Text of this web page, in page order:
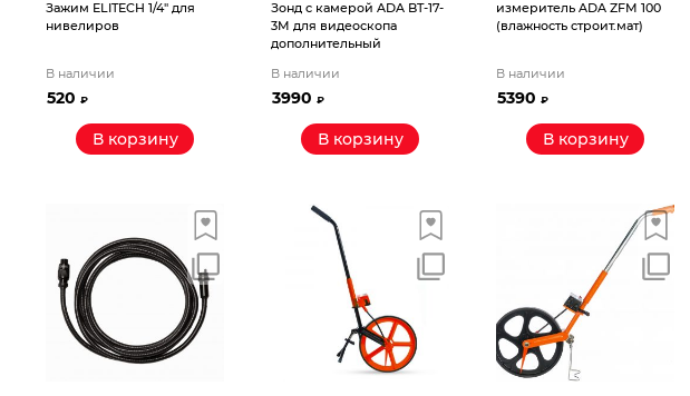
Зажим ELITECH 1/4″ для
нивелиров
В наличии
520₽
В корзину
Зонд с камерой ADA BT-17-
3M для видеоскопа
дополнительный
В наличии
3990₽
В корзину
измеритель ADA ZFM 100
(влажность строит.мат)
В наличии
5390₽
В корзину